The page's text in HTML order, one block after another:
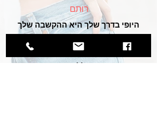
רותם
היופי בדרך שלך היא ההקשבה שלך
של כל אחת.